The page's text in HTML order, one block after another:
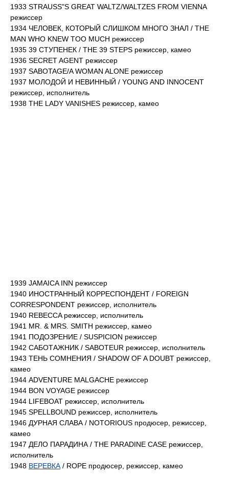
1933 STRAUSS"S GREAT WALTZ/WALTZES FROM VIENNA
режиссер
1934 ЧЕЛОВЕК, КОТОРЫЙ СЛИШКОМ МНОГО ЗНАЛ / THE
MAN WHO KNEW TOO MUCH режиссер
1935 39 СТУПЕНЕК / THE 39 STEPS режиссер, камео
1936 SECRET AGENT режиссер
1937 SABOTAGE/A WOMAN ALONE режиссер
1937 МОЛОДОЙ И НЕВИННЫЙ / YOUNG AND INNOCENT
режиссер, исполнитель
1938 THE LADY VANISHES режиссер, камео
1939 JAMAICA INN режиссер
1940 ИНОСТРАННЫЙ КОРРЕСПОНДЕНТ / FOREIGN
CORRESPONDENT режиссер, исполнитель
1940 REBECCA режиссер, исполнитель
1941 MR. & MRS. SMITH режиссер, камео
1941 ПОДОЗРЕНИЕ / SUSPICION режиссер
1942 САБОТАЖНИК / SABOTEUR режиссер, исполнитель
1943 ТЕНЬ СОМНЕНИЯ / SHADOW OF A DOUBT режиссер,
камео
1944 ADVENTURE MALGACHE режиссер
1944 BON VOYAGE режиссер
1944 LIFEBOAT режиссер, исполнитель
1945 SPELLBOUND режиссер, исполнитель
1946 ДУРНАЯ СЛАВА / NOTORIOUS продюсер, режиссер,
камео
1947 ДЕЛО ПАРАДИНА / THE PARADINE CASE режиссер,
исполнитель
1948 ВЕРЕВКА / ROPE продюсер, режиссер, камео